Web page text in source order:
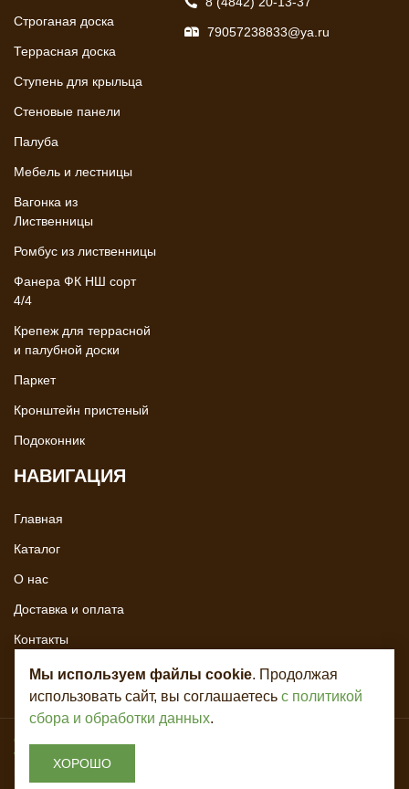
Строганая доска
Террасная доска
Ступень для крыльца
Стеновые панели
Палуба
Мебель и лестницы
Вагонка из
Лиственницы
Ромбус из лиственницы
Фанера ФК НШ сорт
4/4
Крепеж для террасной
и палубной доски
Паркет
Кронштейн пристеный
Подоконник
НАВИГАЦИЯ
Главная
Каталог
О нас
Доставка и оплата
Контакты
79057238833@ya.ru
Copyright © 2020 - 2026. Всё для лестниц. Разработка и продвижение -
Vegas Studio
Мы используем файлы cookie. Продолжая
использовать сайт, вы соглашаетесь с политикой
сбора и обработки данных.
ХОРОШО